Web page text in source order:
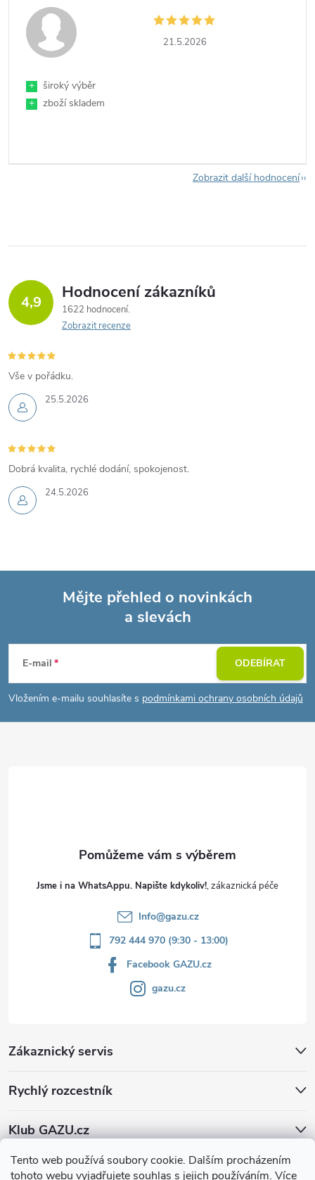
Tento web používá soubory cookie. Dalším procházením
tohoto webu vyjadřujete souhlas s jejich používáním. Více
21.5.2026
+
široký výběr
+
zboží skladem
Zobrazit další hodnocení
4,9 Hodnocení zákazníků
1622 hodnocení
Zobrazit recenze
25.5.2026
Vše v pořádku.
24.5.2026
Dobrá kvalita, rychlé dodání, spokojenost.
p
a
Mějte přehled o novinkách
a slevách
E-mail
Vložením e-mailu souhlasíte s podmínkami ochrany osobních údajů
ODEBÍRAT
Jsme i na WhatsAppu. Napište kdykoliv!
Info@gazu.cz
792 444 970 (9:30 - 13:00)
Facebook GAZU.cz
gazu.cz
Zákaznický servis
Rychlý rozcestník
Klub GAZU.cz